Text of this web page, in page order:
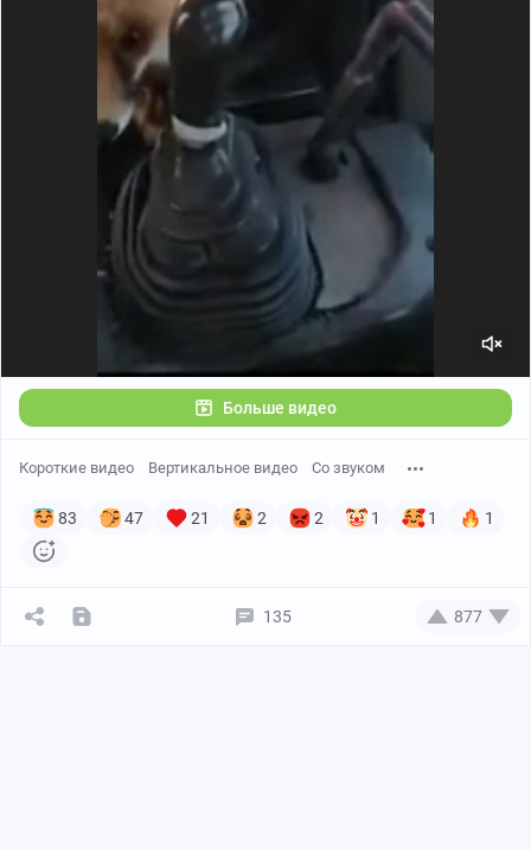
Больше видео
Короткие видео Вертикальное видео Со звуком
83 47 21 2 2 1 1 1
135 877